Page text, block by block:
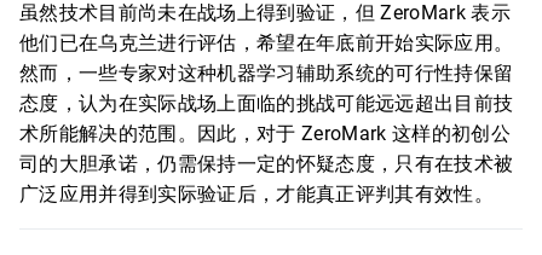
虽然技术目前尚未在战场上得到验证，但 ZeroMark 表示
他们已在乌克兰进行评估，希望在年底前开始实际应用。
然而，一些专家对这种机器学习辅助系统的可行性持保留
态度，认为在实际战场上面临的挑战可能远远超出目前技
术所能解决的范围。因此，对于 ZeroMark 这样的初创公
司的大胆承诺，仍需保持一定的怀疑态度，只有在技术被
广泛应用并得到实际验证后，才能真正评判其有效性。